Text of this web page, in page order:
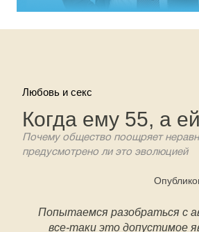
Любовь и секс
Когда ему 55, а
Почему общество поощряет
предусмотрено ли это эволюцией
Попытаемся разобраться с
все-таки это допустимое